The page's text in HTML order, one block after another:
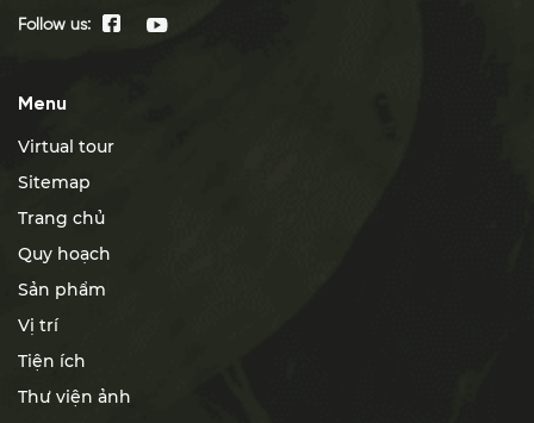
Follow us:
Menu
Virtual tour
Sitemap
Trang chủ
Quy hoạch
Sản phẩm
Vị trí
Tiện ích
Thư viện ảnh